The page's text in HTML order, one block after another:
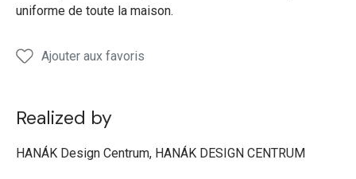
uniforme de toute la maison.
Ajouter aux favoris
Realized by
HANÁK Design Centrum, HANÁK DESIGN CENTRUM